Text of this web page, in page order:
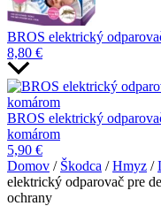
BROS elektrický
8,80 €
BROS elektrický
komárom
5,90 €
Domov / Škodca /Hmyz /
elektrický odparovač pre
ochrany